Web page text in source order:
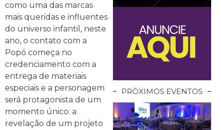
como uma das marcas
mais queridas e influentes
do universo infantil, neste
ano, o contato com a
Popó começa no
credenciamento com a
entrega de materiais
especiais e a personagem
será protagonista de um
momento único: a
revelação de um projeto
PRÓXIMOS EVENTOS